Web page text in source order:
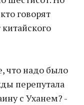
говорят
что надо было
перепутала
с Уханем? -